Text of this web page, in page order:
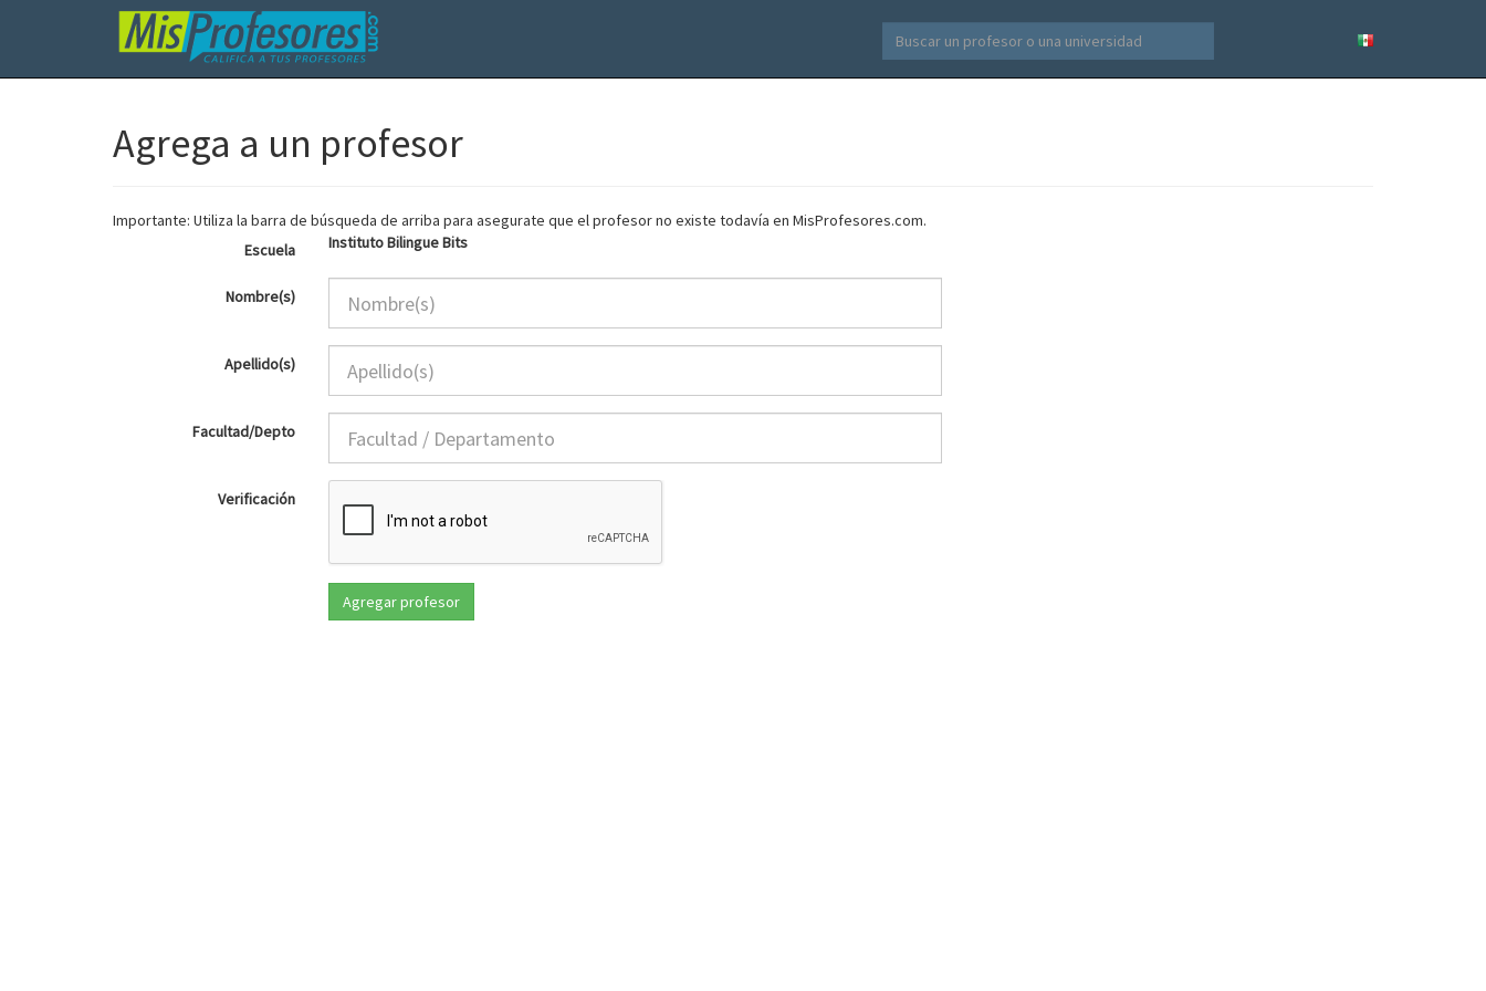
Agrega a un profesor
Importante: Utiliza la barra de búsqueda de arriba para asegurate que el profesor no existe todavía en MisProfesores.com.
Escuela
Instituto Bilingue Bits
Nombre(s)
Apellido(s)
Facultad/Depto
Verificación